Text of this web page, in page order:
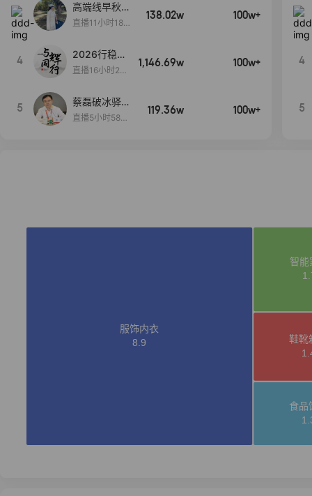
高端线早秋现
货首发
直播11小时18分
138.02w 100w+
4
2026行稳致
远
直播16小时20
1,146.69w 100w+
5
蔡磊破冰驿站
直播间好物分
直播5小时58分
119.36w 100w+
4
5